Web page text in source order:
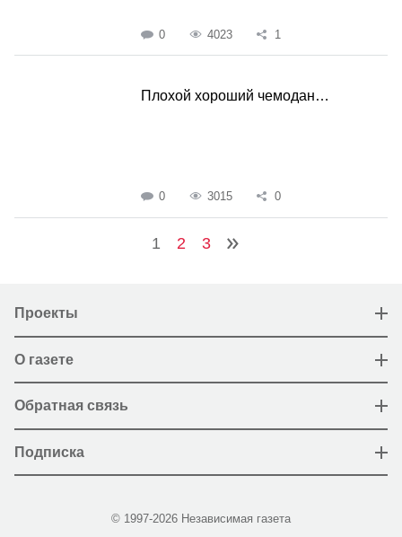
0 4023 1
Плохой хороший чемодан…
0 3015 0
1 2 3
Проекты
О газете
Обратная связь
Подписка
© 1997-2026 Независимая газета